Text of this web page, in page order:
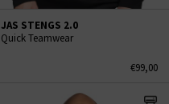
JAS STENGS 2.0
Quick Teamwear
€99,00